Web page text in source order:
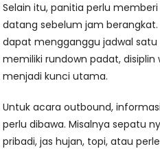
Selain itu, panitia perlu
datang sebelum jam
dapat mengganggu jadwal
memiliki rundown padat,
menjadi kunci utama.
Untuk acara outbound,
perlu dibawa. Misalnya sepatu
pribadi, jas hujan, topi, atau